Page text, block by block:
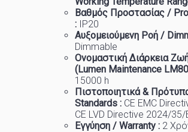
Βαθμός Προστασίας /
: IP20
Αυξομειούμενη Ροή /
Dimmable
Ονομαστική Διάρκεια
(Lumen Maintenance
15000 h
Πιστοποιητικά &
Standards : CE EMC
CE LVD Directive 2024/35/
Εγγύηση / Warranty : 2